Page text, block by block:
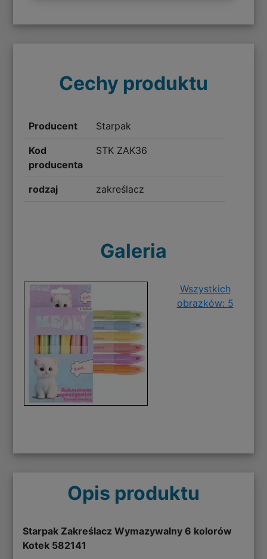
Cechy produktu
Producent Starpak
Kod
producenta
STK ZAK36
rodzaj zakreślacz
Galeria
Wszystkich
obrazków: 5
Opis produktu
Starpak Zakreślacz Wymazywalny 6 kolorów
Kotek 582141